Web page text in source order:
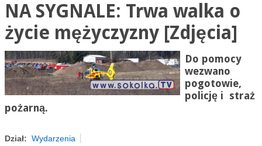
NA SYGNALE: Trwa walka o
życie mężyczyzny [Zdjęcia]
Do pomocy
wezwano
pogotowie,
policję i straż
pożarną.
Dział: Wydarzenia